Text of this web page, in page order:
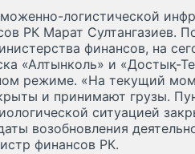
логистической
РК Марат Султангазиев.
финансов, на
«Алтынколь» и «Достық-
режиме. «На текущий
и принимают грузы.
ситуацией
возобновления
финансов РК.